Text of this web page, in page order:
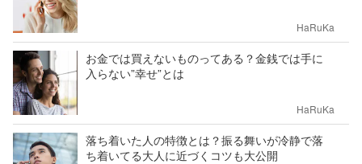
HaRuKa
お金では買えないものってある？金銭では手に
入らない”幸せ”とは
HaRuKa
落ち着いた人の特徴とは？振る舞いが冷静で落
ち着いてる大人に近づくコツも大公開